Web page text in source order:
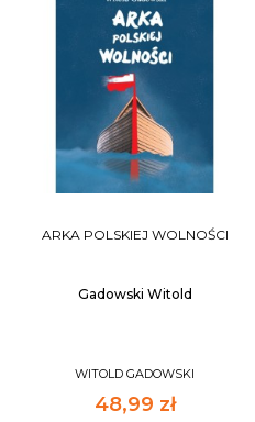
ARKA POLSKIEJ WOLNOŚCI
Gadowski Witold
WITOLD GADOWSKI
48,99 zł